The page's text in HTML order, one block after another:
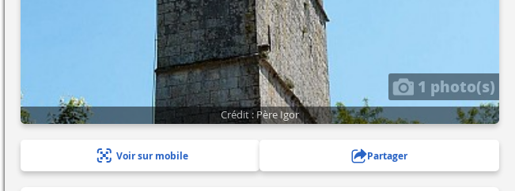
1 photo(s)
Crédit : Père Igor
Voir sur mobile Partager